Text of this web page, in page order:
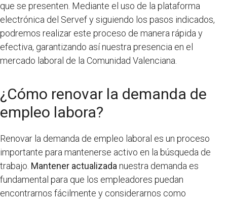
que se presenten. Mediante el uso de la plataforma
electrónica del Servef y siguiendo los pasos indicados,
podremos realizar este proceso de manera rápida y
efectiva, garantizando así nuestra presencia en el
mercado laboral de la Comunidad Valenciana.
¿Cómo renovar la demanda de
empleo labora?
Renovar la demanda de empleo laboral es un proceso
importante para mantenerse activo en la búsqueda de
trabajo. Mantener actualizada nuestra demanda es
fundamental para que los empleadores puedan
encontrarnos fácilmente y considerarnos como